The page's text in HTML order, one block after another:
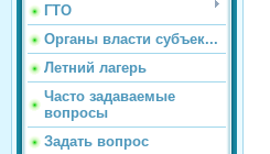
ГТО
Органы власти субъек...
Летний лагерь
Часто задаваемые
вопросы
Задать вопрос